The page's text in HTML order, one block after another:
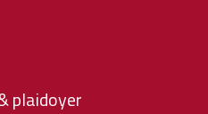
plaidoyer